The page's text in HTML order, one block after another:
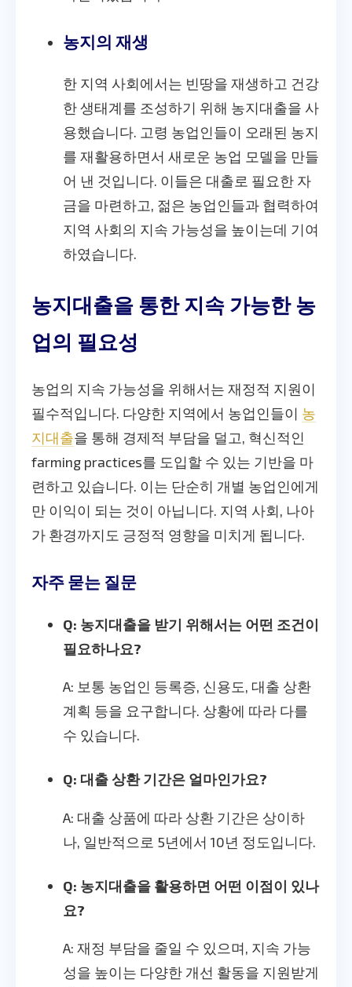
농지의 재생
한 지역 사회에서는 빈땅을 재생하고 건강
한 생태계를 조성하기 위해 농지대출을 사
용했습니다. 고령 농업인들이 오래된 농지
를 재활용하면서 새로운 농업 모델을 만들
어 낸 것입니다. 이들은 대출로 필요한 자
금을 마련하고, 젊은 농업인들과 협력하여
지역 사회의 지속 가능성을 높이는데 기여
하였습니다.
농지대출을 통한 지속 가능한 농
업의 필요성
농업의 지속 가능성을 위해서는 재정적 지원이
필수적입니다. 다양한 지역에서 농업인들이 농
지대출을 통해 경제적 부담을 덜고, 혁신적인
farming practices를 도입할 수 있는 기반을 마
련하고 있습니다. 이는 단순히 개별 농업인에게
만 이익이 되는 것이 아닙니다. 지역 사회, 나아
가 환경까지도 긍정적 영향을 미치게 됩니다.
자주 묻는 질문
Q: 농지대출을 받기 위해서는 어떤 조건이
필요하나요?
A: 보통 농업인 등록증, 신용도, 대출 상환
계획 등을 요구합니다. 상황에 따라 다를
수 있습니다.
Q: 대출 상환 기간은 얼마인가요?
A: 대출 상품에 따라 상환 기간은 상이하
나, 일반적으로 5년에서 10년 정도입니다.
Q: 농지대출을 활용하면 어떤 이점이 있나
요?
A: 재정 부담을 줄일 수 있으며, 지속 가능
성을 높이는 다양한 개선 활동을 지원받게